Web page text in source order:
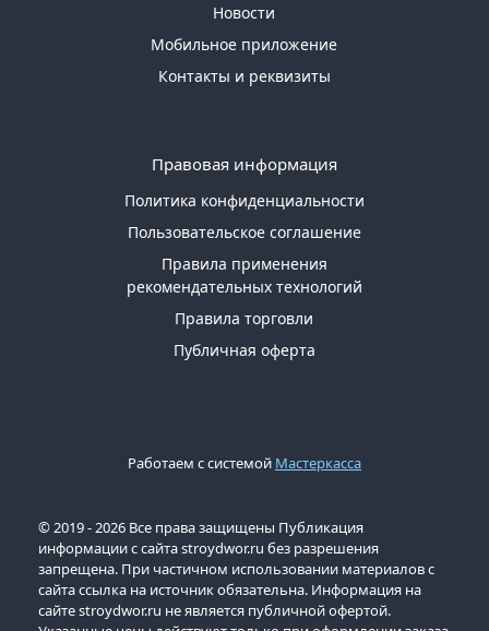
Новости
Мобильное приложение
Контакты и реквизиты
Правовая информация
Политика конфиденциальности
Пользовательское соглашение
Правила применения
рекомендательных технологий
Правила торговли
Публичная оферта
Работаем с системой Мастеркасса
© 2019 - 2026 Все права защищены Публикация
информации с сайта stroydwor.ru без разрешения
запрещена. При частичном использовании материалов с
сайта ссылка на источник обязательна. Информация на
сайте stroydwor.ru не является публичной офертой.